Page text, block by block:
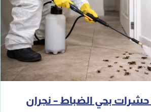
بحي الضباط – نجران